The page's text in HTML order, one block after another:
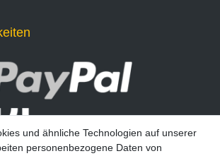
und ähnliche Technologien auf unserer
personenbezogene Daten von